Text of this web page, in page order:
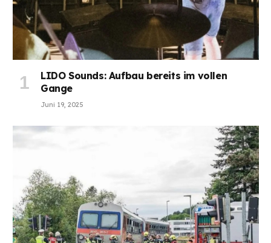
LIDO Sounds: Aufbau bereits im vollen
Gange
Juni 19, 2025